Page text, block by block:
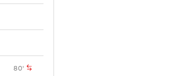
80'